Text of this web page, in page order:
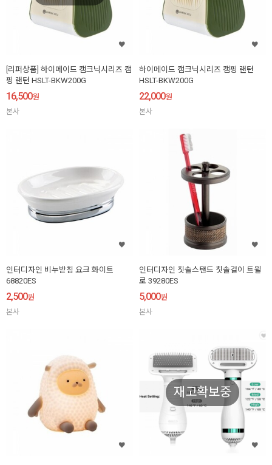
[리퍼상품] 하이메이드 캠크닉시리즈 캠
핑 랜턴 HSLT-BKW200G
16,500원
본사
하이메이드 캠크닉시리즈 캠핑 랜턴
HSLT-BKW200G
22,000원
본사
인터디자인 비누받침 요크 화이트
68820ES
2,500원
본사
인터디자인 칫솔스탠드 칫솔걸이 트윌
로 39280ES
5,000원
본사
재고확보중